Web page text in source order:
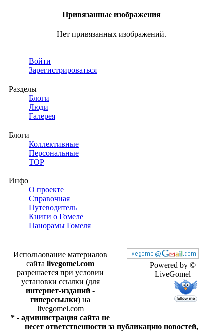
Привязанные изображения
Нет привязанных изображений.
Войти
Зарегистрироваться
Разделы
Блоги
Люди
Галерея
Блоги
Коллективные
Персональные
TOP
Инфо
О проекте
Справочная
Путеводитель
Книги о Гомеле
Панорамы Гомеля
Powered by ©
LiveGomel
Использование материалов
сайта livegomel.com
разрешается при условии
установки ссылки (для
интернет-изданий -
гиперссылки) на
livegomel.com
* - администрация сайта не
несет ответственности за публикацию новостей,